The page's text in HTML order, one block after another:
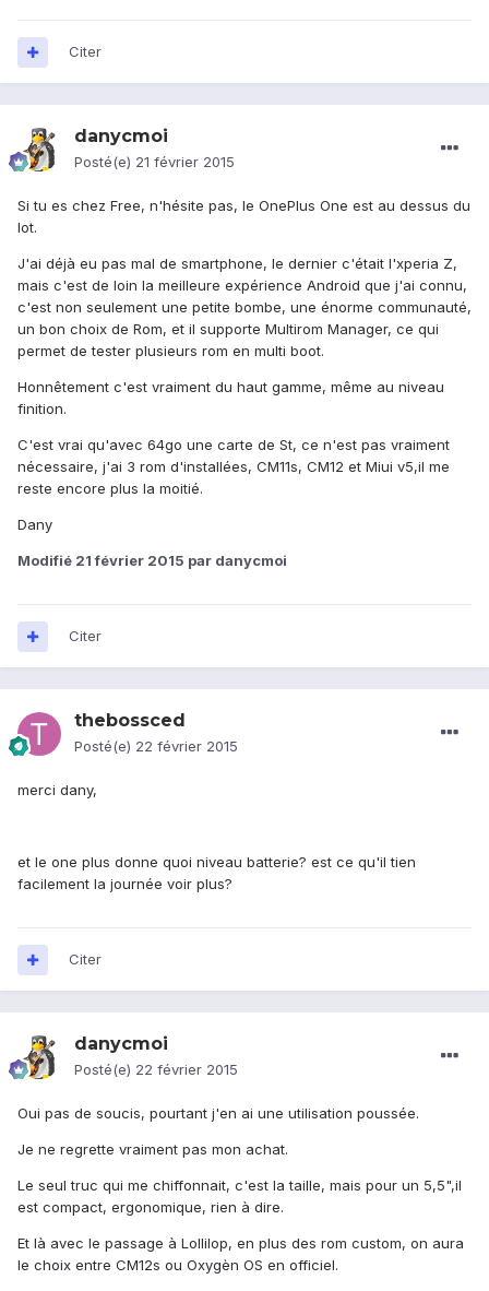
Citer
danycmoi
Posté(e) 21 février 2015
Si tu es chez Free, n'hésite pas, le OnePlus One est au dessus du
lot.
J'ai déjà eu pas mal de smartphone, le dernier c'était l'xperia Z,
mais c'est de loin la meilleure expérience Android que j'ai connu,
c'est non seulement une petite bombe, une énorme communauté,
un bon choix de Rom, et il supporte Multirom Manager, ce qui
permet de tester plusieurs rom en multi boot.
Honnêtement c'est vraiment du haut gamme, même au niveau
finition.
C'est vrai qu'avec 64go une carte de St, ce n'est pas vraiment
nécessaire, j'ai 3 rom d'installées, CM11s, CM12 et Miui v5,il me
reste encore plus la moitié.
Dany
Modifié 21 février 2015 par danycmoi
Citer
thebossced
Posté(e) 22 février 2015
merci dany,
et le one plus donne quoi niveau batterie? est ce qu'il tien
facilement la journée voir plus?
Citer
danycmoi
Posté(e) 22 février 2015
Oui pas de soucis, pourtant j'en ai une utilisation poussée.
Je ne regrette vraiment pas mon achat.
Le seul truc qui me chiffonnait, c'est la taille, mais pour un 5,5",il
est compact, ergonomique, rien à dire.
Et là avec le passage à Lollilop, en plus des rom custom, on aura
le choix entre CM12s ou Oxygèn OS en officiel.